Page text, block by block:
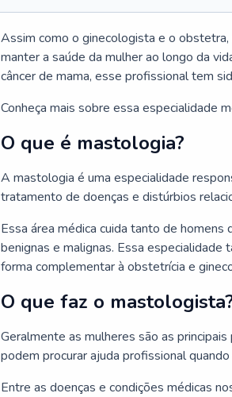
Assim como o ginecologista e o
manter a saúde da mulher ao longo da
câncer de mama, esse profissional tem
Conheça mais sobre essa especialidade
O que é mastologia?
A mastologia é uma especialidade
tratamento de doenças e distúrbios
Essa área médica cuida tanto de
benignas e malignas. Essa especialidade
forma complementar à obstetrícia e
O que faz o
Geralmente as mulheres são as
podem procurar ajuda profissional
Entre as doenças e condições médicas